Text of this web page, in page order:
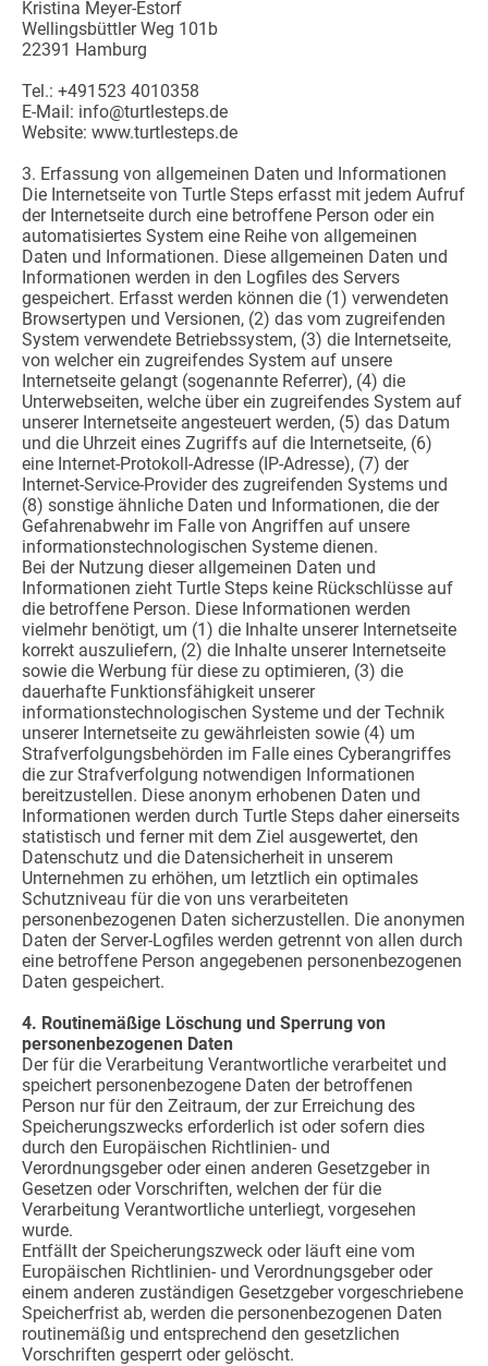
Kristina Meyer-Estorf
Wellingsbüttler Weg 101b
22391 Hamburg
Tel.: +491523 4010358
E-Mail: info@turtlesteps.de
Website: www.turtlesteps.de
3. Erfassung von allgemeinen Daten und Informationen
Die Internetseite von Turtle Steps erfasst mit jedem Aufruf
der Internetseite durch eine betroffene Person oder ein
automatisiertes System eine Reihe von allgemeinen
Daten und Informationen. Diese allgemeinen Daten und
Informationen werden in den Logfiles des Servers
gespeichert. Erfasst werden können die (1) verwendeten
Browsertypen und Versionen, (2) das vom zugreifenden
System verwendete Betriebssystem, (3) die Internetseite,
von welcher ein zugreifendes System auf unsere
Internetseite gelangt (sogenannte Referrer), (4) die
Unterwebseiten, welche über ein zugreifendes System auf
unserer Internetseite angesteuert werden, (5) das Datum
und die Uhrzeit eines Zugriffs auf die Internetseite, (6)
eine Internet-Protokoll-Adresse (IP-Adresse), (7) der
Internet-Service-Provider des zugreifenden Systems und
(8) sonstige ähnliche Daten und Informationen, die der
Gefahrenabwehr im Falle von Angriffen auf unsere
informationstechnologischen Systeme dienen.
Bei der Nutzung dieser allgemeinen Daten und
Informationen zieht Turtle Steps keine Rückschlüsse auf
die betroffene Person. Diese Informationen werden
vielmehr benötigt, um (1) die Inhalte unserer Internetseite
korrekt auszuliefern, (2) die Inhalte unserer Internetseite
sowie die Werbung für diese zu optimieren, (3) die
dauerhafte Funktionsfähigkeit unserer
informationstechnologischen Systeme und der Technik
unserer Internetseite zu gewährleisten sowie (4) um
Strafverfolgungsbehörden im Falle eines Cyberangriffes
die zur Strafverfolgung notwendigen Informationen
bereitzustellen. Diese anonym erhobenen Daten und
Informationen werden durch Turtle Steps daher einerseits
statistisch und ferner mit dem Ziel ausgewertet, den
Datenschutz und die Datensicherheit in unserem
Unternehmen zu erhöhen, um letztlich ein optimales
Schutzniveau für die von uns verarbeiteten
personenbezogenen Daten sicherzustellen. Die anonymen
Daten der Server-Logfiles werden getrennt von allen durch
eine betroffene Person angegebenen personenbezogenen
Daten gespeichert.
4. Routinemäßige Löschung und Sperrung von
personenbezogenen Daten
Der für die Verarbeitung Verantwortliche verarbeitet und
speichert personenbezogene Daten der betroffenen
Person nur für den Zeitraum, der zur Erreichung des
Speicherungszwecks erforderlich ist oder sofern dies
durch den Europäischen Richtlinien- und
Verordnungsgeber oder einen anderen Gesetzgeber in
Gesetzen oder Vorschriften, welchen der für die
Verarbeitung Verantwortliche unterliegt, vorgesehen
wurde.
Entfällt der Speicherungszweck oder läuft eine vom
Europäischen Richtlinien- und Verordnungsgeber oder
einem anderen zuständigen Gesetzgeber vorgeschriebene
Speicherfrist ab, werden die personenbezogenen Daten
routinemäßig und entsprechend den gesetzlichen
Vorschriften gesperrt oder gelöscht.